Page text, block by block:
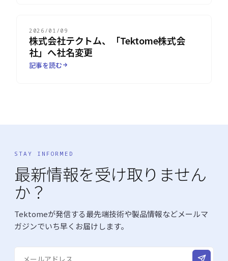
2026/01/09
株式会社テクトム、「Tektome株式会
社」へ社名変更
記事を読む
STAY INFORMED
最新情報を受け取りません
か？
Tektomeが発信する最先端技術や製品情報などメールマ
ガジンでいち早くお届けします。